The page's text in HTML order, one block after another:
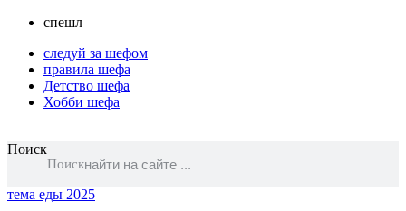
спешл
следуй за шефом
правила шефа
Детство шефа
Хобби шефа
Поиск
Поиск
тема еды 2025